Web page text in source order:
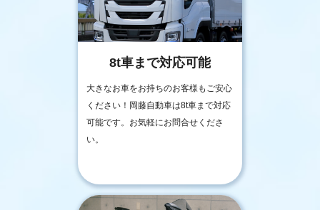
8t車まで対応可能
大きなお車をお持ちのお客様もご安心
ください！岡藤自動車は8t車まで対応
可能です。お気軽にお問合せくださ
い。